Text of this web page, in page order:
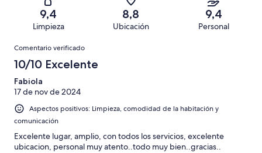
puntuación
puntuación
puntuación
Normal
una
puntuación
Mediocre
303
una
puntuación
de
9,4
Limpieza
8,8
Ubicación
9,4
Personal
Comentarios
Comentario verificado
10/10 Excelente
Fabiola
17 de nov de 2024
Aspectos positivos: Limpieza, comodidad de la habitación y
comunicación
Excelente lugar, amplio, con todos los servicios, excelente
ubicacion, personal muy atento..todo muy bien..gracias..